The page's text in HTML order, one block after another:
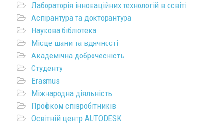
Лабораторія інноваційних технологій в освіті
Аспірантура та докторантура
Наукова бібліотека
Місце шани та вдячності
Академічна доброчесність
Студенту
Erasmus
Міжнародна діяльність
Профком співробітників
Освітній центр AUTODESK